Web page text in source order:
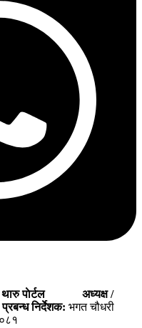
पाेर्टल
अध्यक्ष /
प्रबन्ध निर्देशक: भगत चौधरी